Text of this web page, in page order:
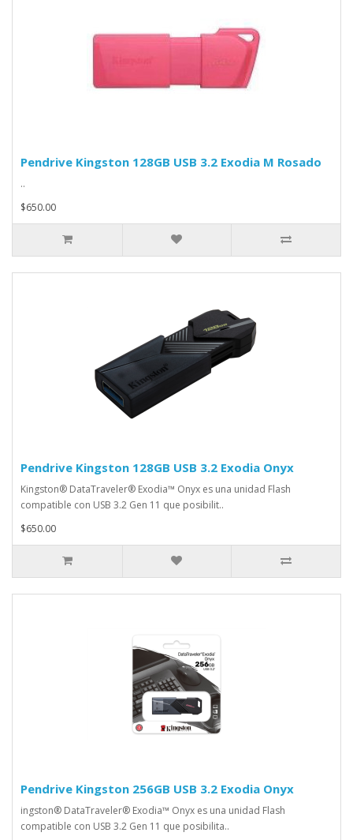
Pendrive Kingston 128GB USB 3.2 Exodia M Rosado
..
$650.00
Pendrive Kingston 128GB USB 3.2 Exodia Onyx
Kingston® DataTraveler® Exodia™ Onyx es una unidad Flash
compatible con USB 3.2 Gen 11 que posibilit..
$650.00
Pendrive Kingston 256GB USB 3.2 Exodia Onyx
ingston® DataTraveler® Exodia™ Onyx es una unidad Flash
compatible con USB 3.2 Gen 11 que posibilita..